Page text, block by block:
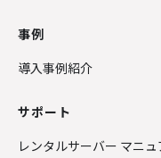
事例
導入事例紹介
サポート
レンタルサーバー マニ